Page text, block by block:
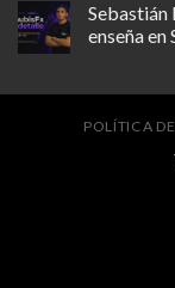
Sebastián
enseña en
POLÍTICA